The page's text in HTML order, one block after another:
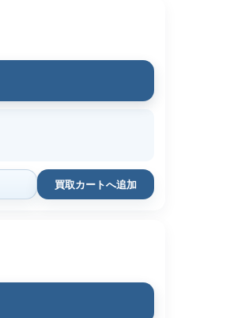
買取カートへ追加